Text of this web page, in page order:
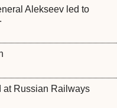
Alekseev led to
at Russian Railways